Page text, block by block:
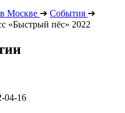
Москве ➔ События ➔
«Быстрый пёс» 2022
04-16